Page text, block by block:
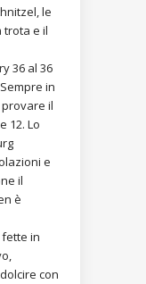
le
trota e il
36 al 36
in
il
12. Lo
e
il
è
fette in
con